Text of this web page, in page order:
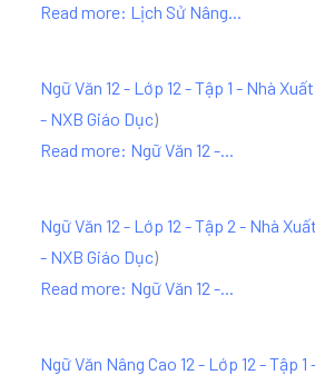
Read more: Lịch Sử Nâng...
Ngữ Văn 12 - Lớp 12 - Tập 1 - Nhà
- NXB Giáo Dục)
Read more: Ngữ Văn 12 -...
Ngữ Văn 12 - Lớp 12 - Tập 2 - Nhà
- NXB Giáo Dục)
Read more: Ngữ Văn 12 -...
Ngữ Văn Nâng Cao 12 - Lớp 12 - Tập